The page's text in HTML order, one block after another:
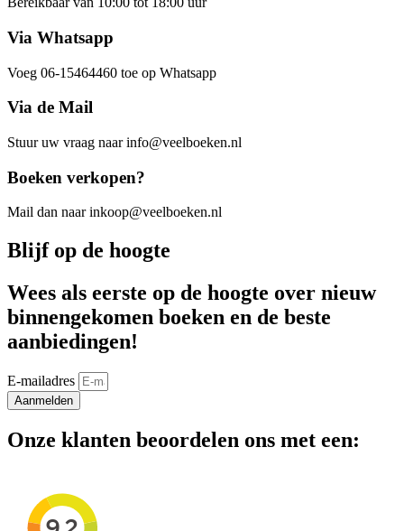
Via Whatsapp
Voeg 06-15464460 toe op Whatsapp
Via de Mail
Stuur uw vraag naar info@veelboeken.nl
Boeken verkopen?
Mail dan naar inkoop@veelboeken.nl
Blijf op de hoogte
Wees als eerste op de hoogte over nieuw
binnengekomen boeken en de beste
aanbiedingen!
E-mailadres
Aanmelden
Onze klanten beoordelen ons met een: